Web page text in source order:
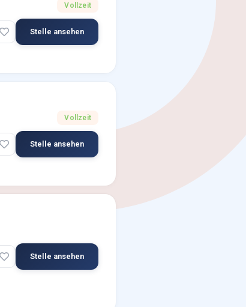
Vollzeit
Stelle ansehen
Vollzeit
Stelle ansehen
Stelle ansehen